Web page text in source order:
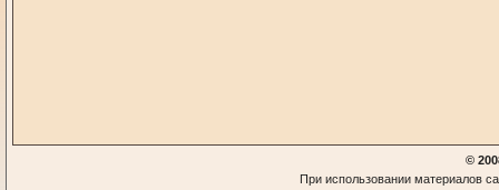
©
При использовании материалов